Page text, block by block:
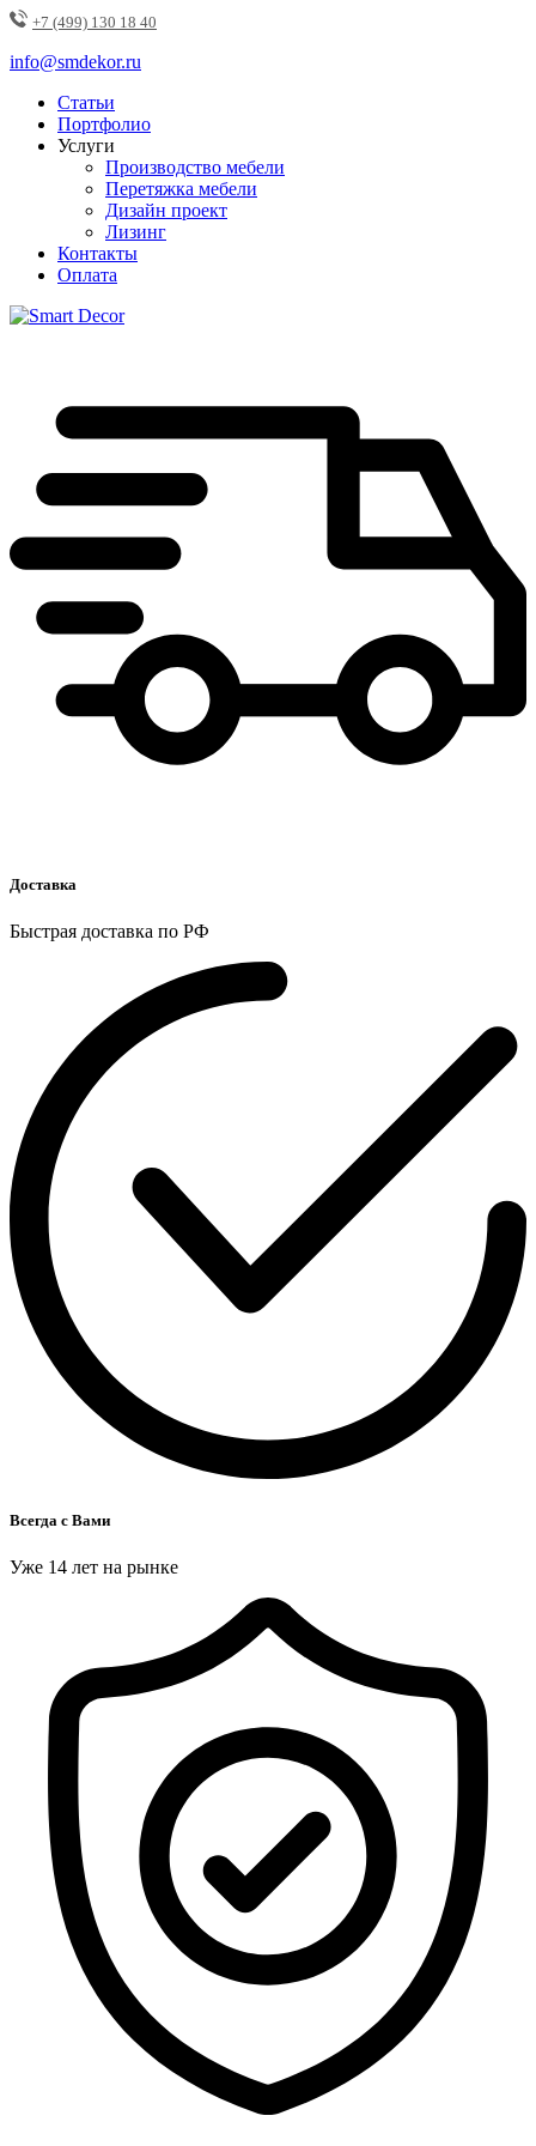
+7 (499) 130 18 40
info@smdekor.ru
Статьи
Портфолио
Услуги
Производство мебели
Перетяжка мебели
Дизайн проект
Лизинг
Контакты
Оплата
Доставка
Быстрая доставка по РФ
Всегда с Вами
Уже 14 лет на рынке